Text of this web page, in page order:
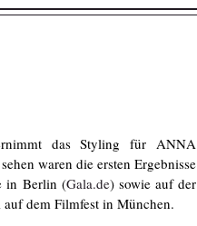
das Styling für ANNA
waren die ersten Ergebnisse
in Berlin (Gala.de) sowie auf der
dem Filmfest in München.